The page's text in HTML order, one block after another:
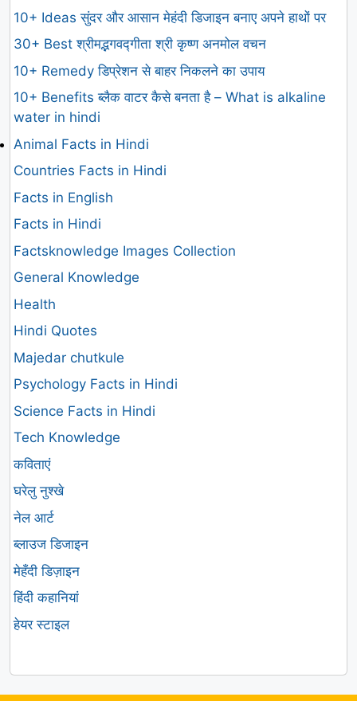
10+ Ideas सुंदर और आसान मेहंदी डिजाइन बनाए अपने हाथों पर
30+ Best श्रीमद्भगवद्गीता श्री कृष्ण अनमोल वचन
10+ Remedy डिप्रेशन से बाहर निकलने का उपाय
10+ Benefits ब्लैक वाटर कैसे बनता है – What is alkaline
water in hindi
Animal Facts in Hindi
Countries Facts in Hindi
Facts in English
Facts in Hindi
Factsknowledge Images Collection
General Knowledge
Health
Hindi Quotes
Majedar chutkule
Psychology Facts in Hindi
Science Facts in Hindi
Tech Knowledge
कविताएं
घरेलु नुश्खे
नेल आर्ट
ब्लाउज डिजाइन
मेहँदी डिज़ाइन
हिंदी कहानियां
हेयर स्टाइल